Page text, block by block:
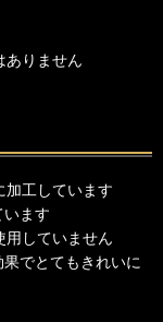
りません
加工しています
います
用していません
でとてもきれいに